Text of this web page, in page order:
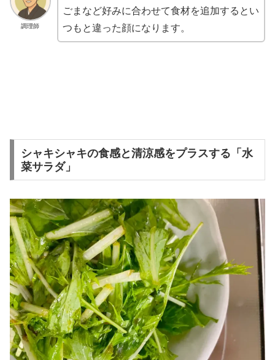
調理師
ごまなど好みに合わせて食材を追加するとい
つもと違った顔になります。
シャキシャキの食感と清涼感をプラスする「水
菜サラダ」